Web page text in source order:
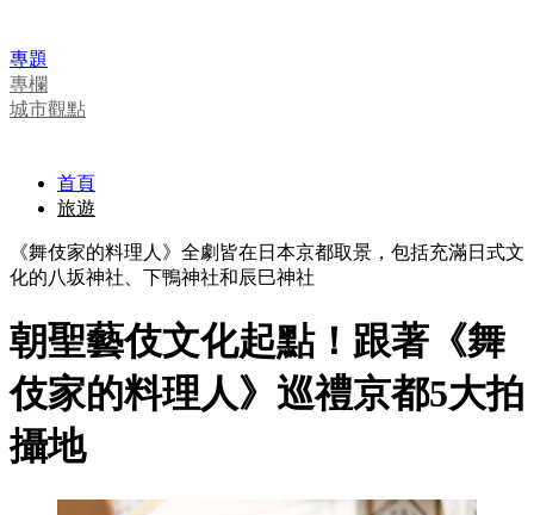
專題
專欄
城市觀點
首頁
旅遊
《舞伎家的料理人》全劇皆在日本京都取景，包括充滿日式文
化的八坂神社、下鴨神社和辰巳神社
朝聖藝伎文化起點！跟著《舞
伎家的料理人》巡禮京都5大拍
攝地